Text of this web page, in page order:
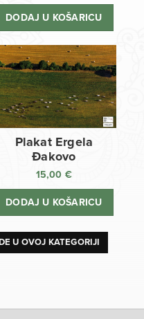
DODAJ U KOŠARICU
Plakat Ergela
Đakovo
15,00 €
DODAJ U KOŠARICU
U OVOJ KATEGORIJI